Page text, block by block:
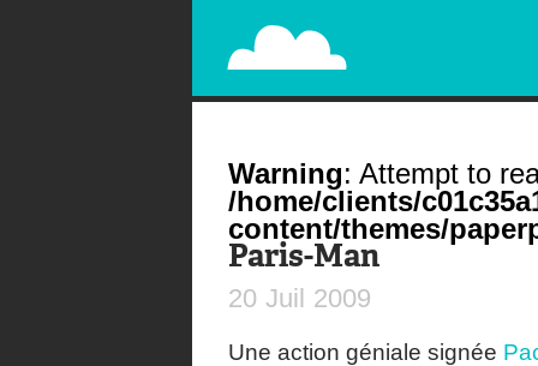
PAPERPLANE
STREET, AMBIENT, GUÉRILLA MARKETING
Warning: Attempt to
/home/clients/
content/themes/
Paris-Man
20 Juil 2009
Une action géniale signée